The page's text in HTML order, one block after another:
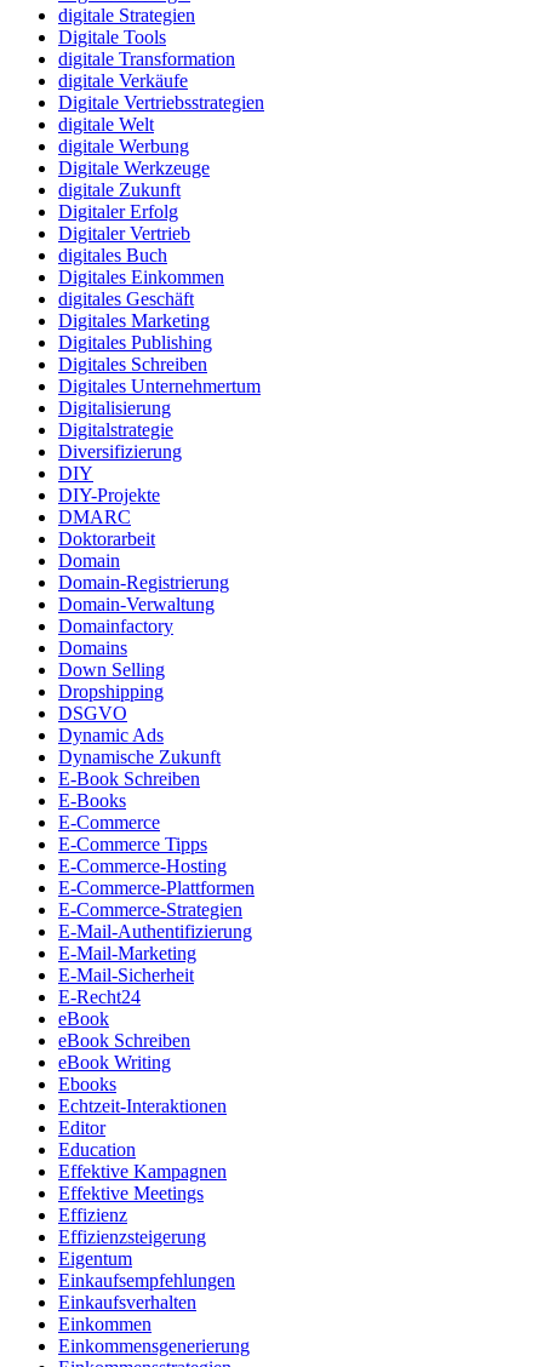
digitale Strategien
Digitale Tools
digitale Transformation
digitale Verkäufe
Digitale Vertriebsstrategien
digitale Welt
digitale Werbung
Digitale Werkzeuge
digitale Zukunft
Digitaler Erfolg
Digitaler Vertrieb
digitales Buch
Digitales Einkommen
digitales Geschäft
Digitales Marketing
Digitales Publishing
Digitales Schreiben
Digitales Unternehmertum
Digitalisierung
Digitalstrategie
Diversifizierung
DIY
DIY-Projekte
DMARC
Doktorarbeit
Domain
Domain-Registrierung
Domain-Verwaltung
Domainfactory
Domains
Down Selling
Dropshipping
DSGVO
Dynamic Ads
Dynamische Zukunft
E-Book Schreiben
E-Books
E-Commerce
E-Commerce Tipps
E-Commerce-Hosting
E-Commerce-Plattformen
E-Commerce-Strategien
E-Mail-Authentifizierung
E-Mail-Marketing
E-Mail-Sicherheit
E-Recht24
eBook
eBook Schreiben
eBook Writing
Ebooks
Echtzeit-Interaktionen
Editor
Education
Effektive Kampagnen
Effektive Meetings
Effizienz
Effizienzsteigerung
Eigentum
Einkaufsempfehlungen
Einkaufsverhalten
Einkommen
Einkommensgenerierung